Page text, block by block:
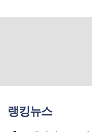
랭킹뉴스